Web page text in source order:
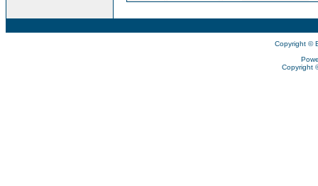
Copyright ©
Copyright